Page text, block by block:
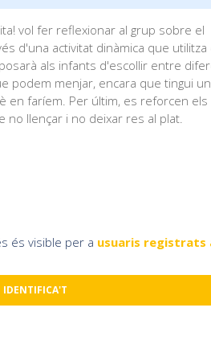
vol fer reflexionar al grup sobre el
d'una activitat dinàmica que utilitza
als infants d'escollir entre
podem menjar, encara que tingui
en faríem. Per últim, es reforcen els
no llençar i no deixar res al plat.
és visible per a usuaris registrats
IDENTIFICA'T